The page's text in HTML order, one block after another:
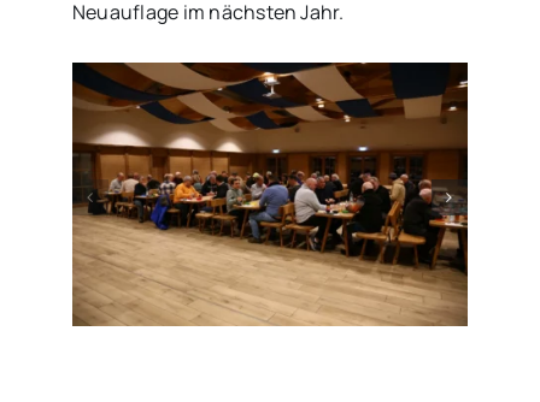
Neuauflage im nächsten Jahr.